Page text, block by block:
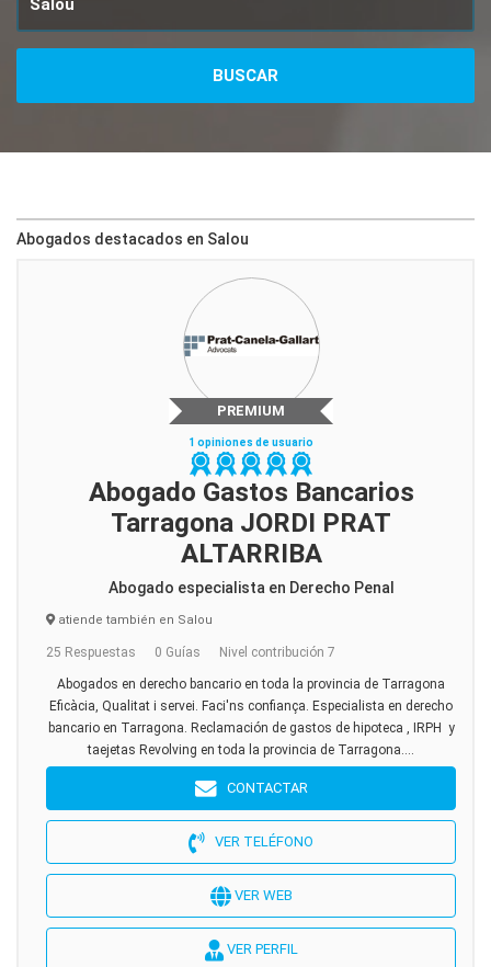
Abogados destacados en Salou
PREMIUM
1 opiniones de usuario
Abogado Gastos Bancarios
Tarragona JORDI PRAT
ALTARRIBA
Abogado especialista en Derecho Penal
atiende también en Salou
25 Respuestas 0 Guías Nivel contribución 7
Abogados en derecho bancario en toda la provincia de Tarragona
Eficàcia, Qualitat i servei. Faci'ns confiança. Especialista en derecho
bancario en Tarragona. Reclamación de gastos de hipoteca , IRPH y
taejetas Revolving en toda la provincia de Tarragona....
CONTACTAR
VER TELÉFONO
VER WEB
VER PERFIL